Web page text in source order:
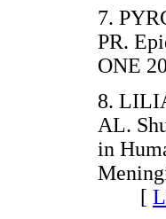
7.
PR.
ONE
8.
AL.
in
[